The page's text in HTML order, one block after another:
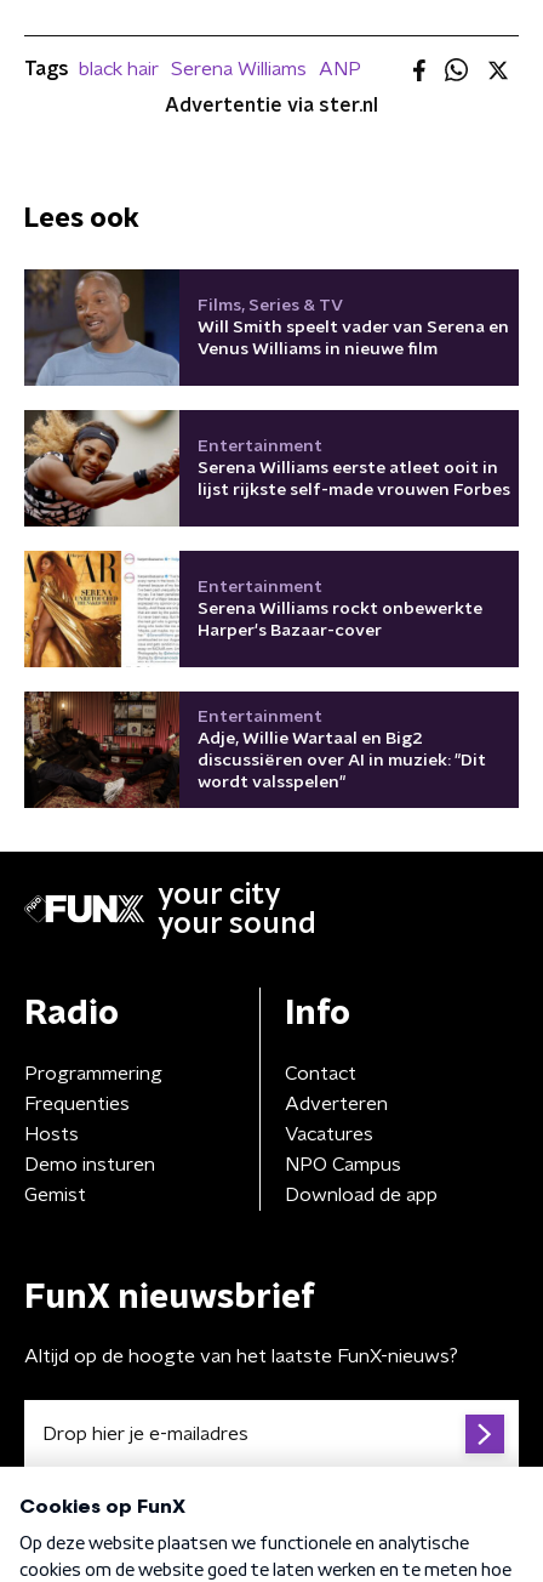
Tags black hair Serena Williams
ANP
Advertentie via ster.nl
Lees ook
Films, Series & TV
Will Smith speelt vader van Serena en
Venus Williams in nieuwe film
Entertainment
Serena Williams eerste atleet ooit in
lijst rijkste self-made vrouwen Forbes
Entertainment
Serena Williams rockt onbewerkte
Harper's Bazaar-cover
Entertainment
Adje, Willie Wartaal en Big2
discussiëren over AI in muziek: "Dit
wordt valsspelen"
your city
your sound
Radio
Programmering
Frequenties
Hosts
Demo insturen
Gemist
Info
Contact
Adverteren
Vacatures
NPO Campus
Download de app
FunX nieuwsbrief
Altijd op de hoogte van het laatste FunX-nieuws?